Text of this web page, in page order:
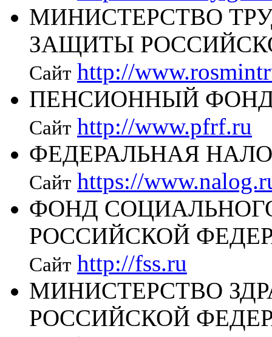
МИНИСТЕРСТВО
ЗАЩИТЫ
Сайт http://
ПЕНСИОННЫЙ
Сайт http://www.pfrf.ru
ФЕДЕРАЛЬНАЯ
Сайт https://
ФОНД
РОССИЙСКОЙ
Сайт http://fss.ru
МИНИСТЕРСТВО
РОССИЙСКОЙ